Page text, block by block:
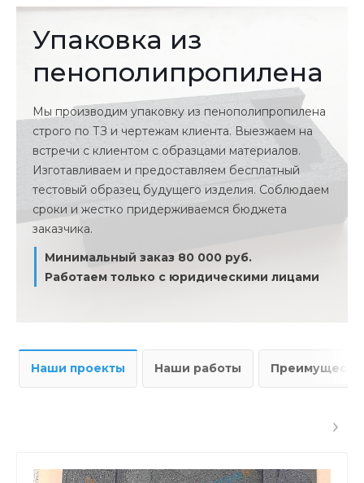
Упаковка из
пенополипропилена
Мы производим упаковку из пенополипропилена
строго по ТЗ и чертежам клиента. Выезжаем на
встречи с клиентом с образцами материалов.
Изготавливаем и предоставляем бесплатный
тестовый образец будущего изделия. Соблюдаем
сроки и жестко придерживаемся бюджета
заказчика.
Минимальный заказ 80 000 руб.
Работаем только с юридическими лицами
Наши проекты Наши работы